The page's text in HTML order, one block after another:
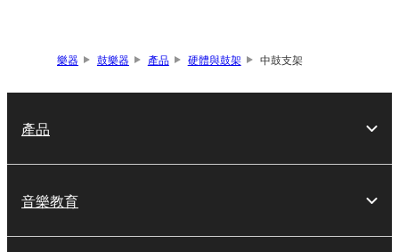
樂器 鼓樂器 產品 硬體與鼓架 中鼓支架
產品
音樂教育